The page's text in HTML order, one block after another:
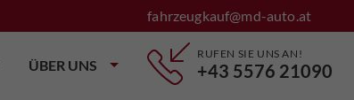
fahrzeugkauf@md-auto.at
ÜBER UNS
RUFEN SIE UNS AN!
+43 5576 21090